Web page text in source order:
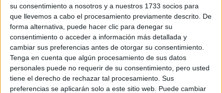
su consentimiento a nosotros y a nuestros 1733 socios para
que llevemos a cabo el procesamiento previamente descrito. De
forma alternativa, puede hacer clic para denegar su
consentimiento o acceder a información más detallada y
cambiar sus preferencias antes de otorgar su consentimiento.
Tenga en cuenta que algún procesamiento de sus datos
personales puede no requerir de su consentimiento, pero usted
tiene el derecho de rechazar tal procesamiento. Sus
preferencias se aplicarán solo a este sitio web. Puede cambiar